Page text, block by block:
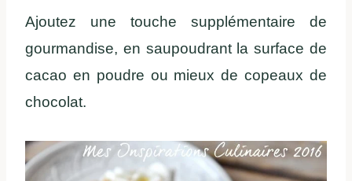
Ajoutez une touche supplémentaire de
gourmandise, en saupoudrant la surface de
cacao en poudre ou mieux de copeaux de
chocolat.